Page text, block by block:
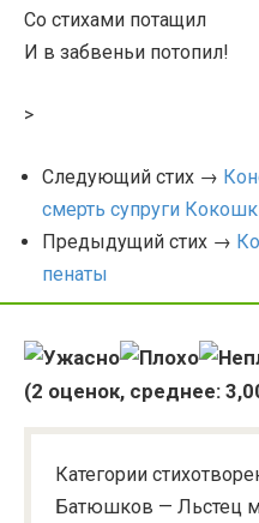
Со стихами потащил
И в забвеньи потопил!
>
Следующий стих →
смерть супруги
Предыдущий стих →
пенаты
(2 оценок, среднее:
Категории
Батюшков — Льстец